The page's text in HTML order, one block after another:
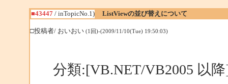
■43447/ inTopicNo.1) ListViewの並び替えについて
□投稿者/ おいおい (1回)-(2009/11/10(Tue) 19:50:03)
分類:[VB.NET/VB2005 以